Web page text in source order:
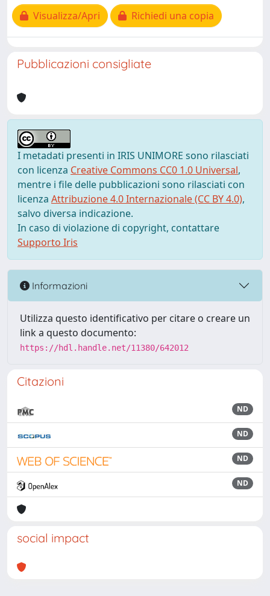
Visualizza/Apri
Richiedi una copia
Pubblicazioni consigliate
I metadati presenti in IRIS UNIMORE sono rilasciati
con licenza Creative Commons CC0 1.0 Universal,
mentre i file delle pubblicazioni sono rilasciati con
licenza Attribuzione 4.0 Internazionale (CC BY 4.0),
salvo diversa indicazione.
In caso di violazione di copyright, contattare
Supporto Iris
Informazioni
Utilizza questo identificativo per citare o creare un
link a questo documento:
https://hdl.handle.net/11380/642012
Citazioni
ND
ND
ND
ND
social impact